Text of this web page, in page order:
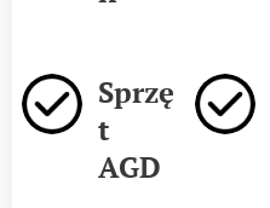
Sprzę
t
AGD